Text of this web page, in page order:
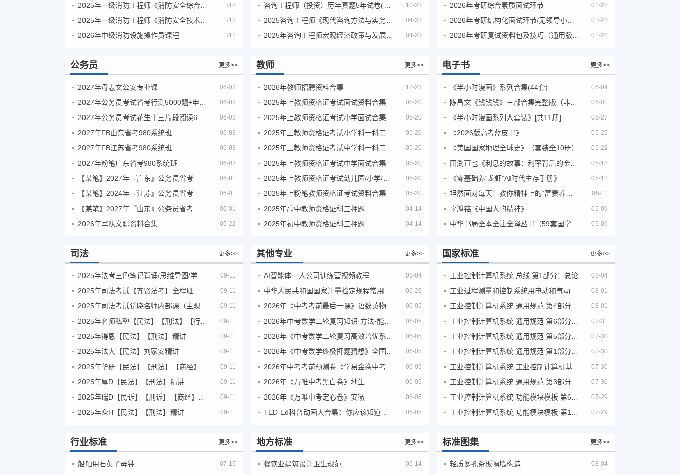
11-18
11-18
2026年中级消防设施操作员课程 11-12
10-28
04-23
04-23
2026年考研综合素质面试环节 01-22
2026年考研结构化面试环节/无领导小组面试环节/面试技巧及简历书写 01-22
01-22
公务员 更多>>
2027年母志文公安专业课 06-03
06-03
06-03
2027年FB山东省考980系统班 06-03
2027年FB江苏省考980系统班 06-03
2027年粉笔广东省考980系统班 06-03
【某笔】2027年『广东』公务员省考 06-01
【某笔】2024年『江苏』公务员省考 06-01
【某笔】2027年『山东』公务员省考 06-01
2026年军队文职资料合集 05-22
教师 更多>>
2026年教师招聘资料合集 12-23
2025年上教师资格证考试面试资料合集 05-20
2025年上教师资格证考试小学面试合集 05-20
05-20
05-20
2025年上教师资格证考试中学面试合集 05-20
05-20
2025年上粉笔教师资格证考试资料合集 05-20
2025年高中教师资格证科三押题 04-14
2025年初中教师资格证科三押题 04-14
电子书 更多>>
《半小时漫画》系列合集(44套) 06-04
陈昌文《钱钱钱》三部合集完整版（非出版书籍） 06-01
《半小时漫画系列大套装》[共11册] 05-27
《2026版高考蓝皮书》 05-25
《美国国家地理全球史》（套装全10册） 05-22
田渕直也《利息的故事：利率背后的金融世界》 05-18
《零基础养“龙虾”AI时代生存手册》 05-12
05-11
辜鸿铭《中国人的精神》 05-09
中华书局全本全注全译丛书（59套国学经典） 05-06
司法 更多>>
09-11
2025年司法考试【齐贤法考】全程班 09-11
09-11
09-11
2025年得恩【民法】【刑法】精讲 09-11
2025年法大【民法】刘家安精讲 09-11
09-11
2025年厚D【民法】【刑法】精讲 09-11
09-11
2025年众H【民法】【刑法】精讲 09-11
其他专业 更多>>
AI智能体一人公司训练营视频教程 08-04
06-26
06-05
06-05
06-05
06-05
06-05
2026年《万唯中考黑白卷》地生 06-05
2026年《万唯中考定心卷》安徽 06-05
06-05
国家标准 更多>>
工业控制计算机系统 总线 第1部分：总论 08-04
工业过程测量和控制系统用电动和气动模拟计算器性能评定方法 08-01
08-01
07-31
07-30
07-30
工业控制计算机系统 工业控制计算机基本平台 第2部分：性能评定方法 07-30
07-30
07-29
07-29
行业标准 更多>>
船舶用石英子母钟 07-16
地方标准 更多>>
餐饮业建筑设计卫生规范 05-14
标准图集 更多>>
轻质多孔条板隔墙构造 08-04